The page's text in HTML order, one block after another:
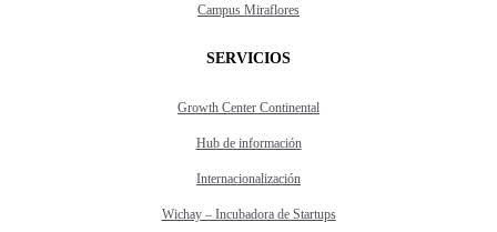
Campus Miraflores
SERVICIOS
Growth Center Continental
Hub de información
Internacionalización
Wichay – Incubadora de Startups